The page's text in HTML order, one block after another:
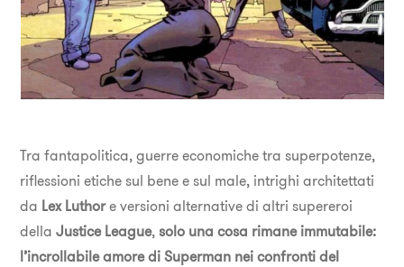
Tra fantapolitica, guerre economiche tra superpotenze,
riflessioni etiche sul bene e sul male, intrighi architettati
da Lex Luthore versioni alternative di altri supereroi
dellaJustice League,solo una cosa rimane immutabile:
l’incrollabile amore di Superman nei confronti del